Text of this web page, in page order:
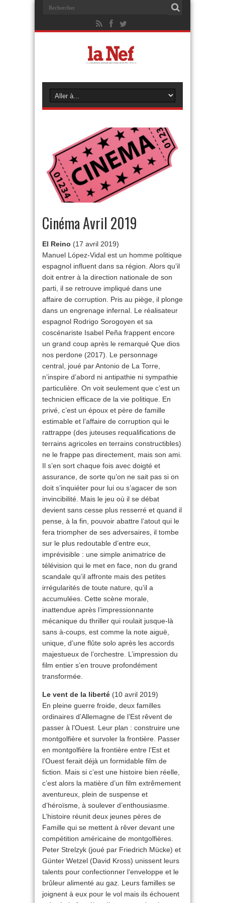
Cinéma Avril 2019
El Reino (17 avril 2019)
Manuel López-Vidal est un homme politique
espagnol influent dans sa région. Alors qu’il
doit entrer à la direction nationale de son
parti, il se retrouve impliqué dans une
affaire de corruption. Pris au piège, il plonge
dans un engrenage infernal. Le réalisateur
espagnol Rodrigo Sorogoyen et sa
coscénariste Isabel Peña frappent encore
un grand coup après le remarqué Que dios
nos perdone (2017). Le personnage
central, joué par Antonio de La Torre,
n’inspire d’abord ni antipathie ni sympathie
particulière. On voit seulement que c’est un
technicien efficace de la vie politique. En
privé, c’est un époux et père de famille
estimable et l’affaire de corruption qui le
rattrappe (des juteuses requalifications de
terrains agricoles en terrains constructibles)
ne le frappe pas directement, mais son ami.
Il s’en sort chaque fois avec doigté et
assurance, de sorte qu’on ne sait pas si on
doit s’inquiéter pour lui ou s’agacer de son
invincibilité. Mais le jeu où il se débat
devient sans cesse plus resserré et quand il
pense, à la fin, pouvoir abattre l’atout qui le
fera triompher de ses adversaires, il tombe
sur le plus redoutable d’entre eux,
imprévisible : une simple animatrice de
télévision qui le met en face, non du grand
scandale qu’il affronte mais des petites
irrégularités de toute nature, qu’il a
accumulées. Cette scène morale,
inattendue après l’impressionnante
mécanique du thriller qui roulait jusque-là
sans à-coups, est comme la note aiguë,
unique, d’une flûte solo après les accords
majestueux de l’orchestre. L’impression du
film entier s’en trouve profondément
transformée.
Le vent de la liberté (10 avril 2019)
En pleine guerre froide, deux familles
ordinaires d’Allemagne de l’Est rêvent de
passer à l’Ouest. Leur plan : construire une
montgolfière et survoler la frontière. Passer
en montgolfière la frontière entre l’Est et
l’Ouest ferait déjà un formidable film de
fiction. Mais si c’est une histoire bien réelle,
c’est alors la matière d’un film extrêmement
aventureux, plein de suspense et
d’héroïsme, à soulever d’enthousiasme.
L’histoire réunit deux jeunes pères de
Famille qui se mettent à rêver devant une
compétition américaine de montgolfières.
Peter Strelzyk (joué par Friedrich Mücke) et
Günter Wetzel (David Kross) unissent leurs
talents pour confectionner l’enveloppe et le
brûleur alimenté au gaz. Leurs familles se
joignent à eux pour le vol mais ils échouent